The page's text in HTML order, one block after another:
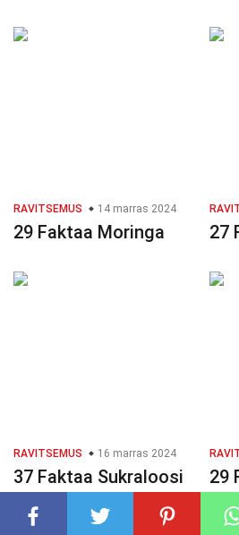
RAVITSEMUS 14 marras 2024
29 Faktaa Moringa 27
RAVITSEMUS 16 marras 2024
37 Faktaa Sukraloosi 29